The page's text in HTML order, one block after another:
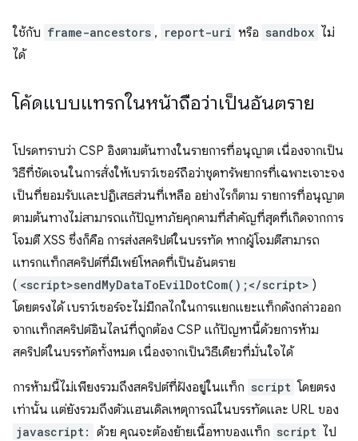
ใช้กับ frame-ancestors , report-uri หรือ sandbox ไม่
ได้
โค้ดแบบแทรกในหน้าถือว่าเป็นอันตราย
โปรดทราบว่า CSP อิงตามต้นทางในรายการที่อนุญาต เนื่องจากเป็น
วิธีที่ชัดเจนในการสั่งให้เบราว์เซอร์ถือว่าชุดทรัพยากรที่เฉพาะเจาะจง
เป็นที่ยอมรับและปฏิเสธส่วนที่เหลือ อย่างไรก็ตาม รายการที่อนุญาต
ตามต้นทางไม่สามารถแก้ปัญหาภัยคุกคามที่สำคัญที่สุดที่เกิดจากการ
โจมตี XSS ซึ่งก็คือ การส่งสคริปต์ในบรรทัด หากผู้โจมตีสามารถ
แทรกแท็กสคริปต์ที่มีเพย์โหลดที่เป็นอันตราย
( <script>sendMyDataToEvilDotCom();</script> )
โดยตรงได้ เบราว์เซอร์จะไม่มีกลไกในการแยกแยะแท็กดังกล่าวออก
จากแท็กสคริปต์อินไลน์ที่ถูกต้อง CSP แก้ปัญหานี้ด้วยการห้าม
สคริปต์ในบรรทัดทั้งหมด เนื่องจากเป็นวิธีเดียวที่มั่นใจได้
การห้ามนี้ไม่เพียงรวมถึงสคริปต์ที่ฝังอยู่ในแท็ก script โดยตรง
เท่านั้น แต่ยังรวมถึงตัวแฮนเดิลเหตุการณ์ในบรรทัดและ URL ของ
javascript: ด้วย คุณจะต้องย้ายเนื้อหาของแท็ก script ไป